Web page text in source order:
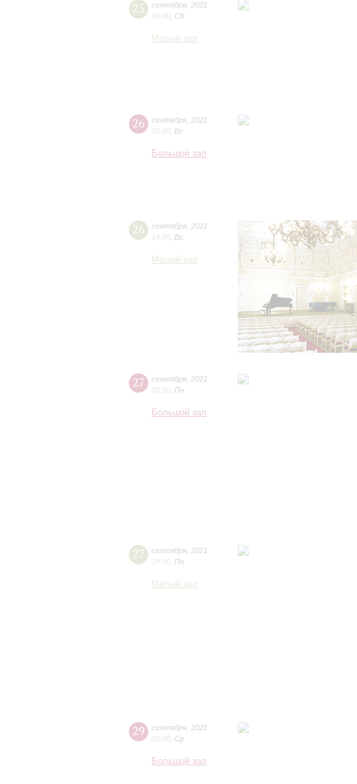
25 сентября 2021
19:00 Сб
Малый зал
26 сентября 2021
20:00 Вс
Большой зал
26 сентября 2021
14:00 Вс
Малый зал
27 сентября 2021
20:00 Пн
Большой зал
27 сентября 2021
19:00 Пн
Малый зал
29 сентября 2021
20:00 Ср
Большой зал